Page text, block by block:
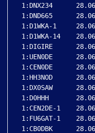
1:DNX234
1:DND665
1:D1WKA-1
1:D1WKA-14
1:DIGIRE
1:UEN0DE
1:CEN0DE
1:HH3NOD
1:DX0SAW
1:D0HHH
1:CEN2DE-1
1:FU6GAT-1
1:CB0DBK